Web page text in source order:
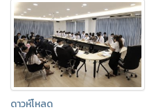
ดาวห์โหลด